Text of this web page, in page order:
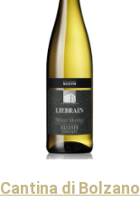
Cantina di Bolzano